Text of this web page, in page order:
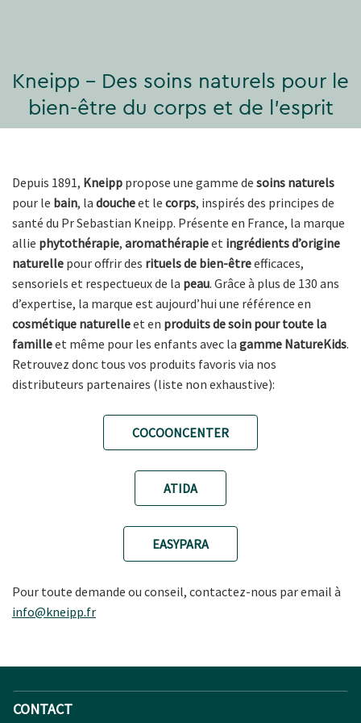
Kneipp – Des soins naturels pour le
bien-être du corps et de l’esprit
Depuis 1891, Kneipp propose une gamme de soins naturels
pour le bain, la doucheet le corps, inspirés des principes de
santé du Pr Sebastian Kneipp. Présente en France, la marque
allie phytothérapie, aromathérapieet ingrédients d’origine
naturelle pour offrir des rituels de bien-êtreefficaces,
sensoriels et respectueux de la peau. Grâce à plus de 130 ans
d’expertise, la marque est aujourd’hui une référence en
cosmétique naturelleet en produits de soin pour toute la
familleet même pour les enfants avec la gamme NatureKids.
Retrouvez donc tous vos produits favoris via nos
distributeurs partenaires (liste non exhaustive):
COCOONCENTER
ATIDA
EASYPARA
Pour toute demande ou conseil, contactez-nous par email à
info@kneipp.fr
CONTACT